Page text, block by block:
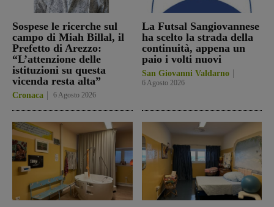
Sospese le ricerche sul
campo di Miah Billal, il
Prefetto di Arezzo:
“L’attenzione delle
istituzioni su questa
vicenda resta alta”
Cronaca 6 Agosto 2026
La Futsal Sangiovannese
ha scelto la strada della
continuità, appena un
paio i volti nuovi
San Giovanni Valdarno
6 Agosto 2026